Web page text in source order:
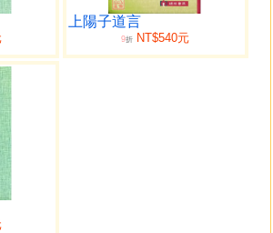
上陽子道言
9折 NT$540元